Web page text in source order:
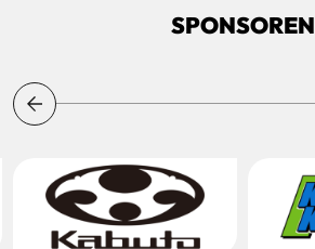
SPONSOREN